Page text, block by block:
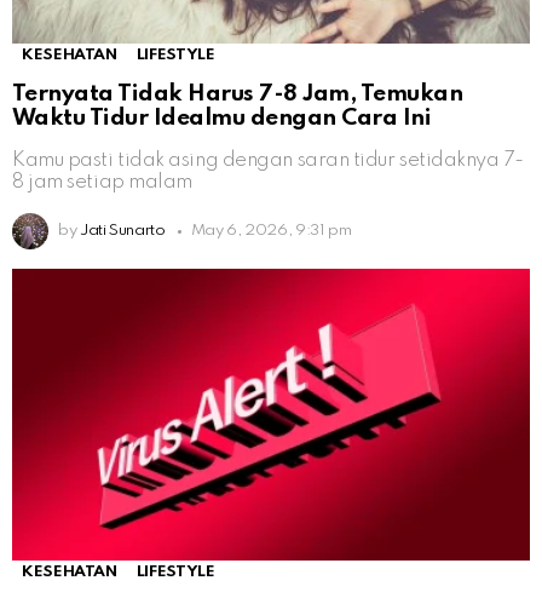
KESEHATAN LIFESTYLE
Ternyata Tidak Harus 7-8 Jam, Temukan
Waktu Tidur Idealmu dengan Cara Ini
Kamu pasti tidak asing dengan saran tidur setidaknya 7-
8 jam setiap malam
by Jati Sunarto May 6, 2026, 9:31 pm
KESEHATAN LIFESTYLE